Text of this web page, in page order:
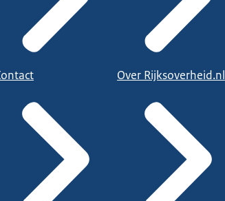
Over Rijksoverheid.nl